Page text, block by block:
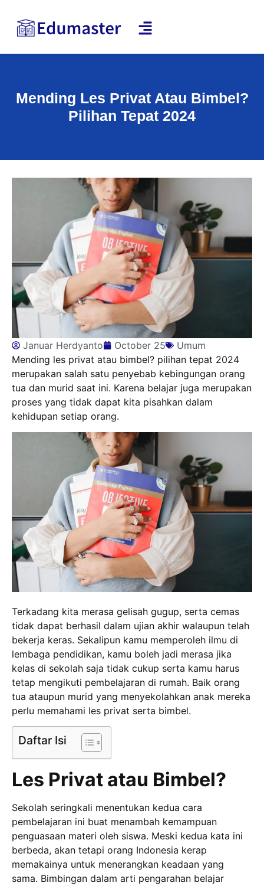
Mending Les Privat Atau Bimbel?
Pilihan Tepat 2024
Januar Herdyanto October 25
Umum
Mending les privat atau bimbel? pilihan tepat 2024
merupakan salah satu penyebab kebingungan orang
tua dan murid saat ini. Karena belajar juga merupakan
proses yang tidak dapat kita pisahkan dalam
kehidupan setiap orang.
Terkadang kita merasa gelisah gugup, serta cemas
tidak dapat berhasil dalam ujian akhir walaupun telah
bekerja keras. Sekalipun kamu memperoleh ilmu di
lembaga pendidikan, kamu boleh jadi merasa jika
kelas di sekolah saja tidak cukup serta kamu harus
tetap mengikuti pembelajaran di rumah. Baik orang
tua ataupun murid yang menyekolahkan anak mereka
perlu memahami les privat serta bimbel.
Daftar Isi
Les Privat atau Bimbel?
Sekolah seringkali menentukan kedua cara
pembelajaran ini buat menambah kemampuan
penguasaan materi oleh siswa. Meski kedua kata ini
berbeda, akan tetapi orang Indonesia kerap
memakainya untuk menerangkan keadaan yang
sama. Bimbingan dalam arti pengarahan belajar